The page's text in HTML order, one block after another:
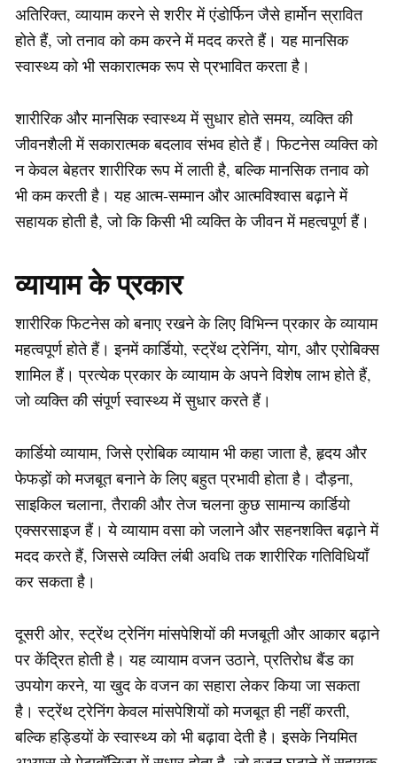
अतिरिक्त, व्यायाम करने से शरीर में एंडोर्फिन जैसे हार्मोन स्रावित
होते हैं, जो तनाव को कम करने में मदद करते हैं। यह मानसिक
स्वास्थ्य को भी सकारात्मक रूप से प्रभावित करता है।
शारीरिक और मानसिक स्वास्थ्य में सुधार होते समय, व्यक्ति की
जीवनशैली में सकारात्मक बदलाव संभव होते हैं। फिटनेस व्यक्ति को
न केवल बेहतर शारीरिक रूप में लाती है, बल्कि मानसिक तनाव को
भी कम करती है। यह आत्म-सम्मान और आत्मविश्वास बढ़ाने में
सहायक होती है, जो कि किसी भी व्यक्ति के जीवन में महत्वपूर्ण हैं।
व्यायाम के प्रकार
शारीरिक फिटनेस को बनाए रखने के लिए विभिन्न प्रकार के व्यायाम
महत्वपूर्ण होते हैं। इनमें कार्डियो, स्ट्रेंथ ट्रेनिंग, योग, और एरोबिक्स
शामिल हैं। प्रत्येक प्रकार के व्यायाम के अपने विशेष लाभ होते हैं,
जो व्यक्ति की संपूर्ण स्वास्थ्य में सुधार करते हैं।
कार्डियो व्यायाम, जिसे एरोबिक व्यायाम भी कहा जाता है, हृदय और
फेफड़ों को मजबूत बनाने के लिए बहुत प्रभावी होता है। दौड़ना,
साइकिल चलाना, तैराकी और तेज चलना कुछ सामान्य कार्डियो
एक्सरसाइज हैं। ये व्यायाम वसा को जलाने और सहनशक्ति बढ़ाने में
मदद करते हैं, जिससे व्यक्ति लंबी अवधि तक शारीरिक गतिविधियाँ
कर सकता है।
दूसरी ओर, स्ट्रेंथ ट्रेनिंग मांसपेशियों की मजबूती और आकार बढ़ाने
पर केंद्रित होती है। यह व्यायाम वजन उठाने, प्रतिरोध बैंड का
उपयोग करने, या खुद के वजन का सहारा लेकर किया जा सकता
है। स्ट्रेंथ ट्रेनिंग केवल मांसपेशियों को मजबूत ही नहीं करती,
बल्कि हड्डियों के स्वास्थ्य को भी बढ़ावा देती है। इसके नियमित